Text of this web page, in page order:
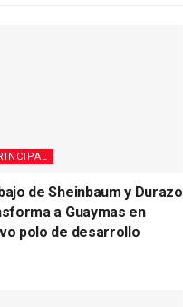
de Sheinbaum y Durazo
a Guaymas en
polo de desarrollo